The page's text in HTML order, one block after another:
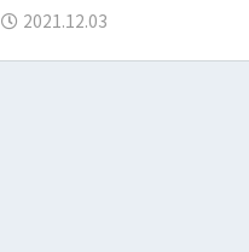
2021.12.03